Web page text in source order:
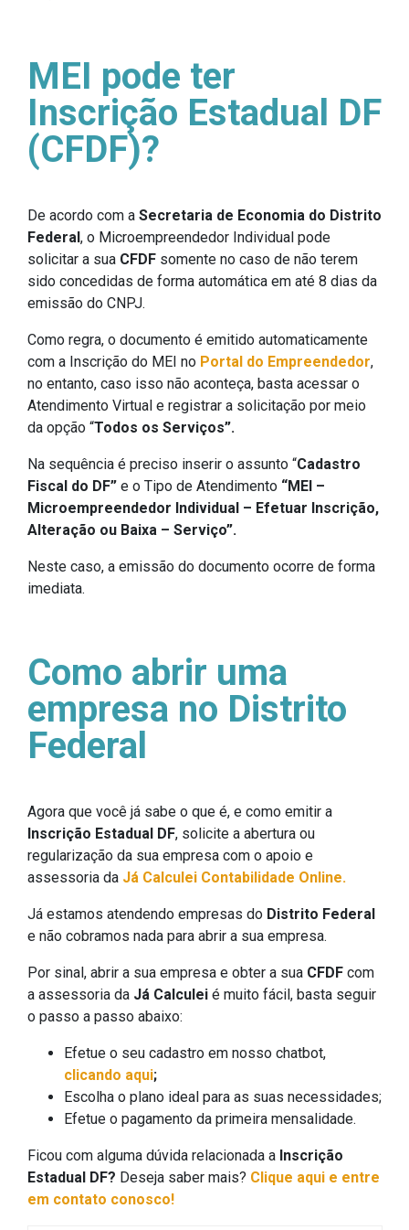
MEI pode ter
Inscrição Estadual DF
(CFDF)?
De acordo com a Secretaria de Economia do Distrito
Federal , o Microempreendedor Individual pode
solicitar a sua CFDF somente no caso de não terem
sido concedidas de forma automática em até 8 dias da
emissão do CNPJ.
Como regra, o documento é emitido automaticamente
com a Inscrição do MEI no Portal do Empreendedor,
no entanto, caso isso não aconteça, basta acessar o
Atendimento Virtual e registrar a solicitação por meio
da opção “Todos os Serviços”.
Na sequência é preciso inserir o assunto “Cadastro
Fiscal do DF” e o Tipo de Atendimento “MEI –
Microempreendedor Individual – Efetuar Inscrição,
Alteração ou Baixa – Serviço”.
Neste caso, a emissão do documento ocorre de forma
imediata.
Como abrir uma
empresa no Distrito
Federal
Agora que você já sabe o que é, e como emitir a
Inscrição Estadual DF, solicite a abertura ou
regularização da sua empresa com o apoio e
assessoria da Já Calculei Contabilidade Online.
Já estamos atendendo empresas do Distrito Federal
e não cobramos nada para abrir a sua empresa.
Por sinal, abrir a sua empresa e obter a sua CFDF com
a assessoria da Já Calculei é muito fácil, basta seguir
o passo a passo abaixo:
Efetue o seu cadastro em nosso chatbot,
clicando aqui;
Escolha o plano ideal para as suas necessidades;
Efetue o pagamento da primeira mensalidade.
Ficou com alguma dúvida relacionada a Inscrição
Estadual DF? Deseja saber mais? Clique aqui e entre
em contato conosco!